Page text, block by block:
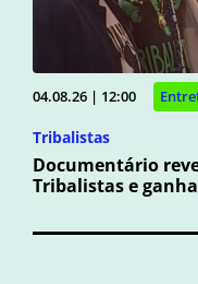
04.08.26 | 12:00
Tribalistas
Documentário
Tribalistas e